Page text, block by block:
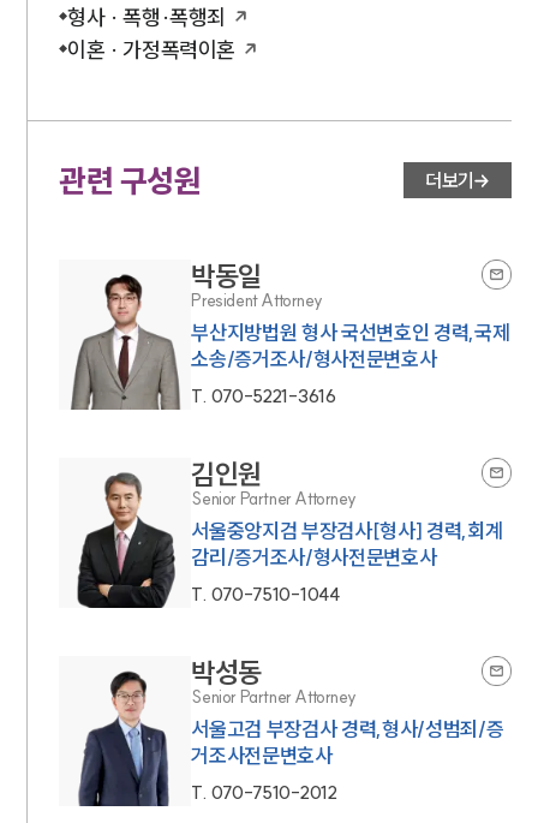
형사 · 폭행·폭행죄
이혼 · 가정폭력이혼
관련 구성원 더보기
박동일
President Attorney
부산지방법원 형사 국선변호인 경력,국제
소송/증거조사/형사전문변호사
T. 070-5221-3616
김인원
Senior Partner Attorney
서울중앙지검 부장검사[형사] 경력,회계
감리/증거조사/형사전문변호사
T. 070-7510-1044
박성동
Senior Partner Attorney
서울고검 부장검사 경력,형사/성범죄/증
거조사전문변호사
T. 070-7510-2012